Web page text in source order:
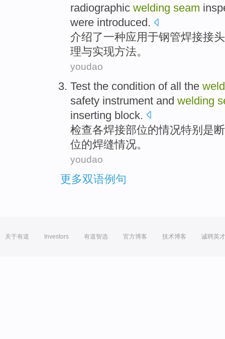
radiographic welding seam
were introduced.
介绍了一种应用于钢管焊接接头
理与实现方法。
youdao
Test the condition of all the
safety instrument and welding
inserting block.
检查各焊接部位的情况特别是断
位的焊缝情况。
youdao
更多双语例句
关于有道 Investors 有道智选 官方博客 技术博客 诚聘英才